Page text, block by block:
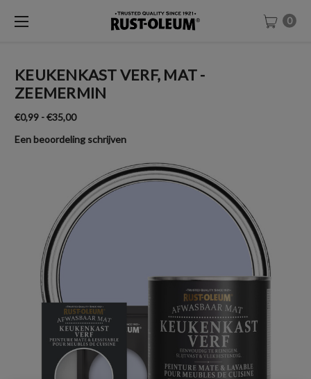
0
KEUKENKAST VERF, MAT -
ZEEMERMIN
€0,99 - €35,00
Een beoordeling schrijven